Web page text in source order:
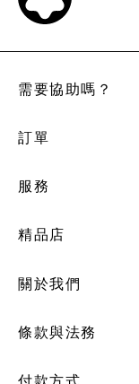
需要協助嗎？
訂單
服務
精品店
關於我們
條款與法務